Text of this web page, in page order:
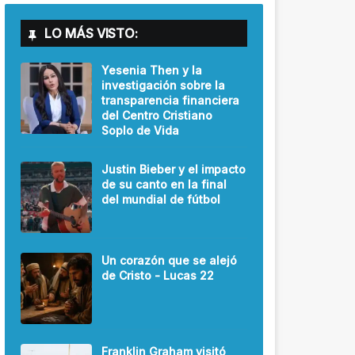
LO MÁS VISTO:
Yesenia Then y la
investigación sobre la
transparencia financiera
del Centro Cristiano
Soplo de Vida
Justin Bieber y el impacto
de su canto en la final
del mundial de fútbol
Un corazón que se alejó
de Cristo - Lucas 22
Franklin Graham visitó